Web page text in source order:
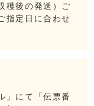
穫後の発送）ご
指定日に合わせ
」にて「伝票番